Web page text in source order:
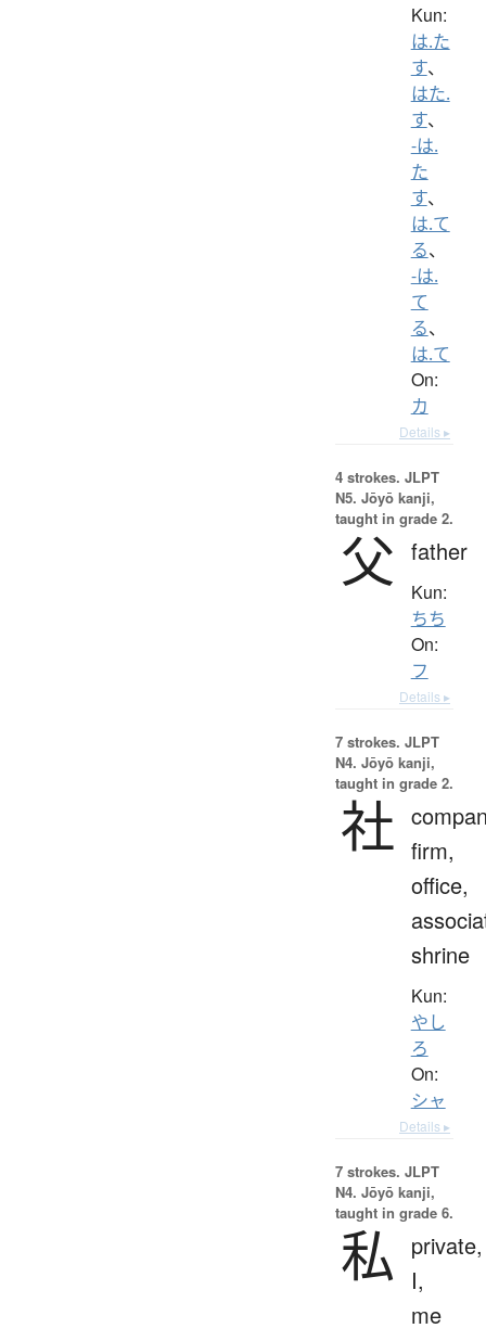
Kun:
は.た
す、
はた.
す、
-は.
た
す、
は.て
る、
-は.
て
る、
は.て
On:
カ
Details ▸
4 strokes. JLPT
N5. Jōyō kanji,
taught in grade 2.
父 father
Kun:
ちち
On:
フ
Details ▸
7 strokes. JLPT
N4. Jōyō kanji,
taught in grade 2.
社 firm,
office,
shrine
Kun:
やし
ろ
On:
シャ
Details ▸
7 strokes. JLPT
N4. Jōyō kanji,
taught in grade 6.
私
private,
I,
me